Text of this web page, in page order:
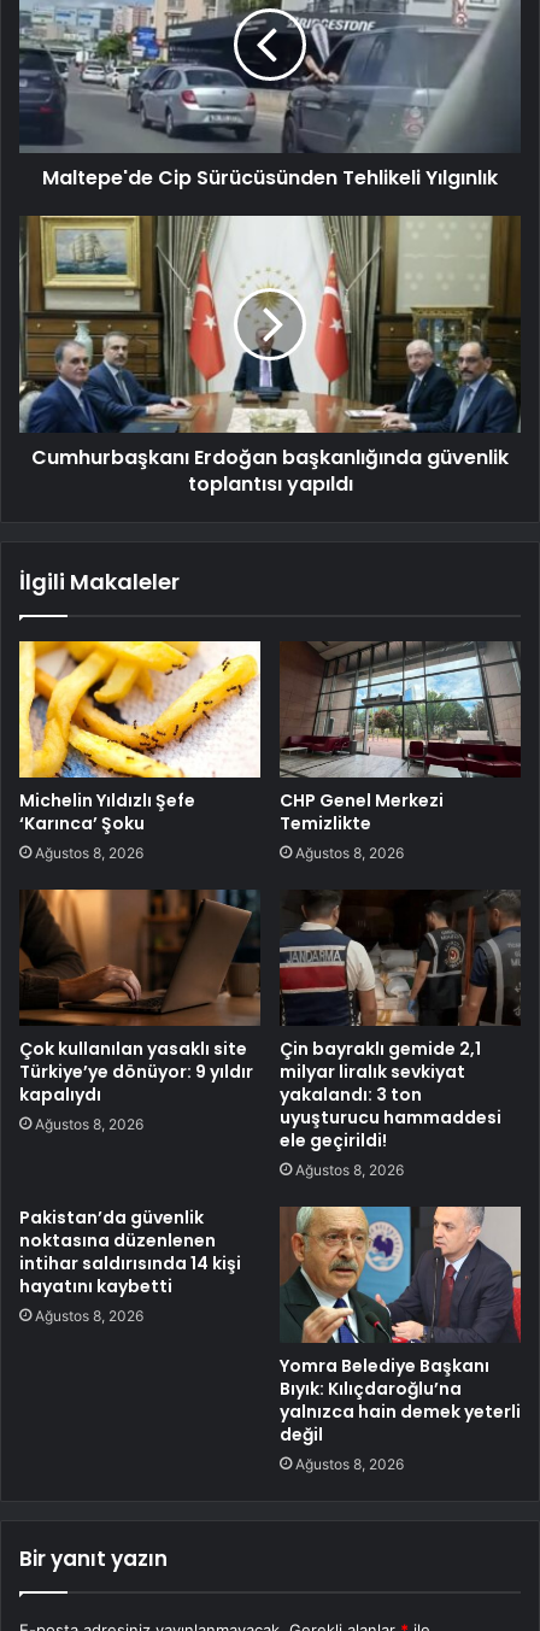
Maltepe'de Cip Sürücüsünden Tehlikeli Yılgınlık
Cumhurbaşkanı Erdoğan başkanlığında güvenlik
toplantısı yapıldı
İlgili Makaleler
Michelin Yıldızlı Şefe
‘Karınca’ Şoku
Ağustos 8, 2026
CHP Genel Merkezi
Temizlikte
Ağustos 8, 2026
Çok kullanılan yasaklı site
Türkiye’ye dönüyor: 9 yıldır
kapalıydı
Ağustos 8, 2026
Çin bayraklı gemide 2,1
milyar liralık sevkiyat
yakalandı: 3 ton
uyuşturucu hammaddesi
ele geçirildi!
Ağustos 8, 2026
Pakistan’da güvenlik
noktasına düzenlenen
intihar saldırısında 14 kişi
hayatını kaybetti
Ağustos 8, 2026
Yomra Belediye Başkanı
Bıyık: Kılıçdaroğlu’na
yalnızca hain demek yeterli
değil
Ağustos 8, 2026
Bir yanıt yazın